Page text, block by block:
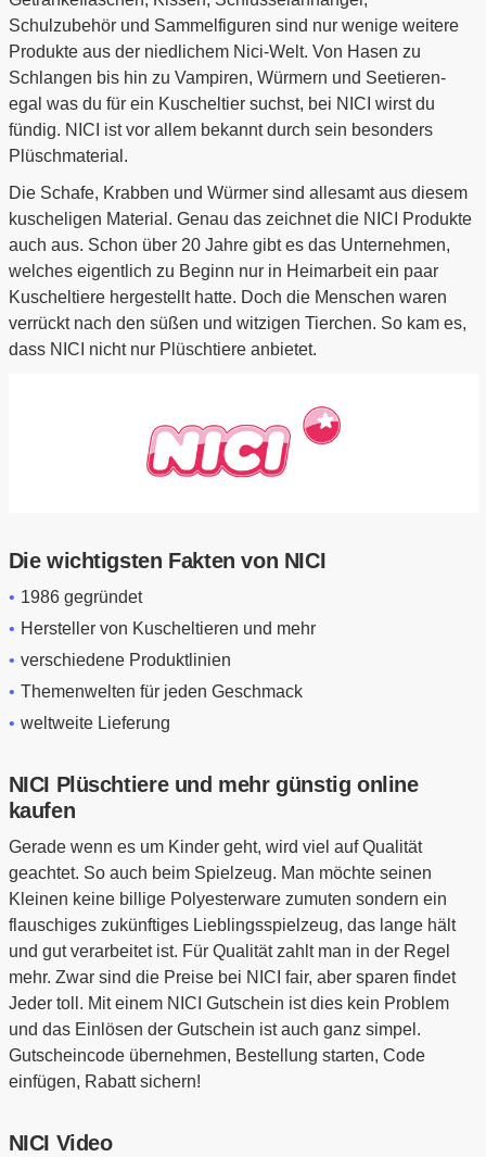
Schulzubehör und Sammelfiguren sind nur wenige weitere
Produkte aus der niedlichem Nici-Welt. Von Hasen zu
Schlangen bis hin zu Vampiren, Würmern und Seetieren-
egal was du für ein Kuscheltier suchst, bei NICI wirst du
fündig. NICI ist vor allem bekannt durch sein besonders
Plüschmaterial.
Die Schafe, Krabben und Würmer sind allesamt aus diesem
kuscheligen Material. Genau das zeichnet die NICI Produkte
auch aus. Schon über 20 Jahre gibt es das Unternehmen,
welches eigentlich zu Beginn nur in Heimarbeit ein paar
Kuscheltiere hergestellt hatte. Doch die Menschen waren
verrückt nach den süßen und witzigen Tierchen. So kam es,
dass NICI nicht nur Plüschtiere anbietet.
Die wichtigsten Fakten von NICI
1986 gegründet
Hersteller von Kuscheltieren und mehr
verschiedene Produktlinien
Themenwelten für jeden Geschmack
weltweite Lieferung
NICI Plüschtiere und mehr günstig online
kaufen
Gerade wenn es um Kinder geht, wird viel auf Qualität
geachtet. So auch beim Spielzeug. Man möchte seinen
Kleinen keine billige Polyesterware zumuten sondern ein
flauschiges zukünftiges Lieblingsspielzeug, das lange hält
und gut verarbeitet ist. Für Qualität zahlt man in der Regel
mehr. Zwar sind die Preise bei NICI fair, aber sparen findet
Jeder toll. Mit einem NICI Gutschein ist dies kein Problem
und das Einlösen der Gutschein ist auch ganz simpel.
Gutscheincode übernehmen, Bestellung starten, Code
einfügen, Rabatt sichern!
NICI Video